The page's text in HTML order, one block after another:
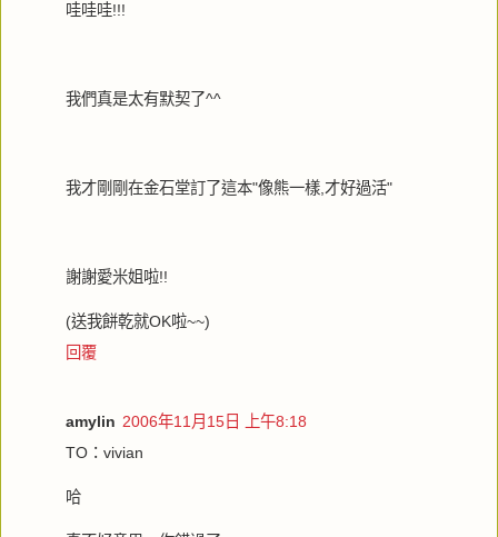
哇哇哇!!!
我們真是太有默契了^^
我才剛剛在金石堂訂了這本"像熊一樣,才好過活"
謝謝愛米姐啦!!
(送我餅乾就OK啦~~)
回覆
amylin 2006年11月15日 上午8:18
TO：vivian
哈